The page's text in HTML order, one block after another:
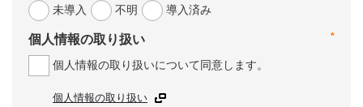
未導入
不明 導入済み
*
個人情報の取り扱い
個人情報の取り扱いについて同意します。
個人情報の取り扱い